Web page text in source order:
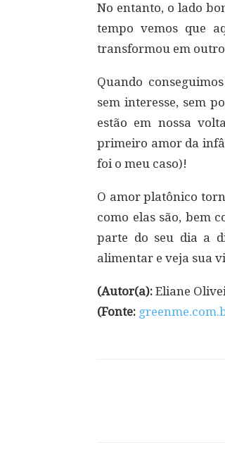
No entanto, o lado
tempo vemos que
transformou em
Quando
sem interesse, sem
estão em nossa
primeiro amor da
foi o meu caso)!
O amor platônico
como elas são, bem
parte do seu dia a
alimentar e veja sua
(Autor(a): Eliane
(Fonte: